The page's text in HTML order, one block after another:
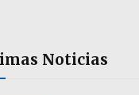
Noticias